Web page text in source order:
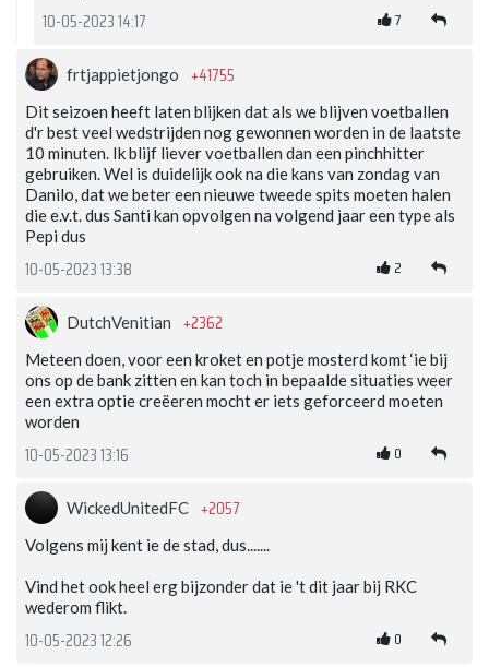
10-05-2023 14:17 7
frtjappietjongo +41755
Dit seizoen heeft laten blijken dat als we blijven voetballen
d'r best veel wedstrijden nog gewonnen worden in de laatste
10 minuten. Ik blijf liever voetballen dan een pinchhitter
gebruiken. Wel is duidelijk ook na die kans van zondag van
Danilo, dat we beter een nieuwe tweede spits moeten halen
die e.v.t. dus Santi kan opvolgen na volgend jaar een type als
Pepi dus
10-05-2023 13:38 2
DutchVenitian +2362
Meteen doen, voor een kroket en potje mosterd komt ‘ie bij
ons op de bank zitten en kan toch in bepaalde situaties weer
een extra optie creëeren mocht er iets geforceerd moeten
worden
10-05-2023 13:16 0
WickedUnitedFC +2057
Volgens mij kent ie de stad, dus.......
Vind het ook heel erg bijzonder dat ie 't dit jaar bij RKC
wederom flikt.
10-05-2023 12:26 0